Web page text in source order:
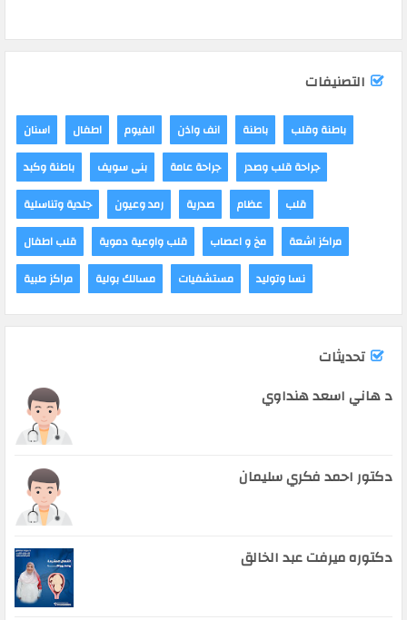
التصنيفات
اسنان اطفال الفيوم انف واذن باطنة
باطنة وقلب
باطنة وكبد
بنى سويف جراحة عامة
جراحة قلب وصدر
جلدية وتناسلية
رمد وعيون صدرية عظام
قلب
قلب اطفال
قلب واوعية دموية مخ و اعصاب
مراكز اشعة
مراكز طبية
مسالك بولية مستشفيات نسا وتوليد
تحديثات
د هاني اسعد هنداوي
دكتور احمد فكري سليمان
دكتوره ميرفت عبد الخالق